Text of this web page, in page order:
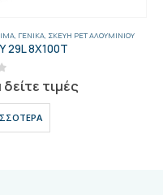
, ΓΕΝΙΚΑ, ΣΚΕΎΗ PET ΑΛΟΥΜΙΝΊΟΥ
29L 8Χ100T
5 τιμές